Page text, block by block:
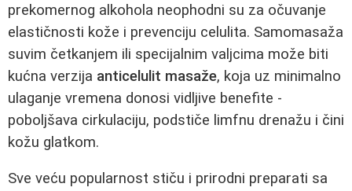
prekomernog alkohola neophodni su za očuvanje
elastičnosti kože i prevenciju celulita. Samomasaža
suvim četkanjem ili specijalnim valjcima može biti
kućna verzija anticelulit masaže, koja uz minimalno
ulaganje vremena donosi vidljive benefite -
poboljšava cirkulaciju, podstiče limfnu drenažu i čini
kožu glatkom.
Sve veću popularnost stiču i prirodni preparati sa